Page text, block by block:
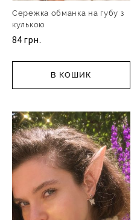
Сережка обманка на губу з
кулькою
84 грн.
В КОШИК